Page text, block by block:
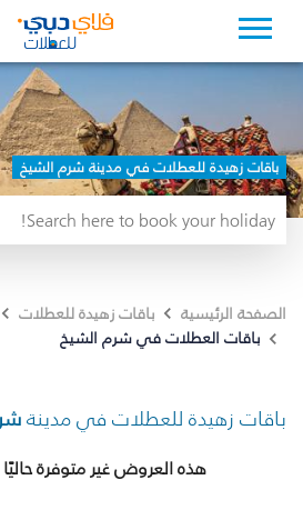
باقات زهيدة للعطلات في مدينة شرم الشيخ
الصفحة الرئيسية باقات زهيدة للعطلات
باقات العطلات في شرم الشيخ
باقات زهيدة للعطلات في مدينة
هذه العروض غير متوفرة